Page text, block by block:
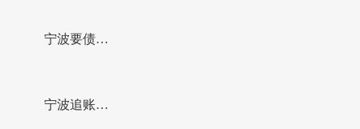
一起历时数
月的离婚纠
司成功化解
一起积压二
宁波要债公
司高效化解
宁波追账公